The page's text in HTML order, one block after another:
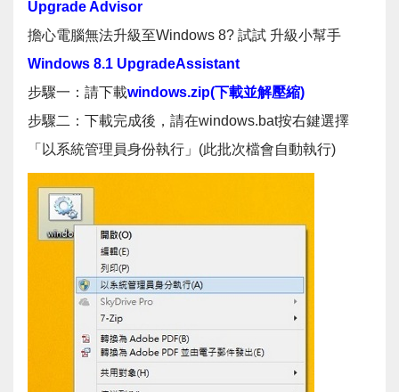
Upgrade Advisor
擔心電腦無法升級至Windows 8? 試試 升級小幫手
Windows 8.1 UpgradeAssistant
步驟一：請下載windows.zip(下載並解壓縮)
步驟二：下載完成後，請在windows.bat按右鍵選擇
「以系統管理員身份執行」(此批次檔會自動執行)